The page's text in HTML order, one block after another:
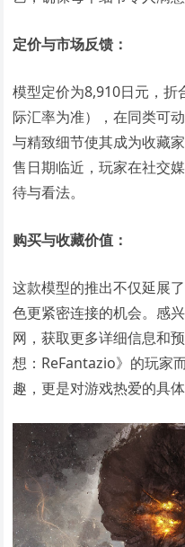
定价与市场反馈：
模型定价为8,910日元，
际汇率为准），在同类可
与精致细节使其成为收藏
售日期临近，玩家在社交
待与看法。
购买与收藏价值：
这款模型的推出不仅延展
色更紧密连接的机会。感
网，获取更多详细信息和
想：ReFantazio》的玩家
趣，更是对游戏热爱的具体